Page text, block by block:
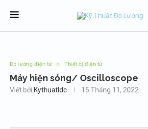
Đo lường điện tử Thiết bị điện tử
Máy hiện sóng/ Oscilloscope
Viết bởi Kythuatldc 15 Tháng 11, 2022